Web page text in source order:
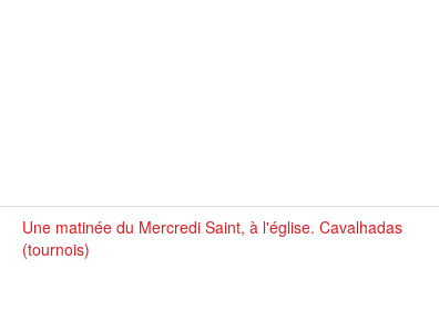
Une matinée du Mercredi Saint, à l'église. Cavalhadas
(tournois)